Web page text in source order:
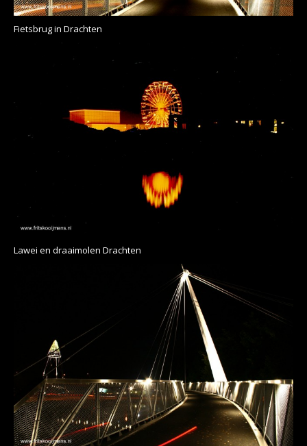
Fietsbrug in Drachten
Lawei en draaimolen Drachten